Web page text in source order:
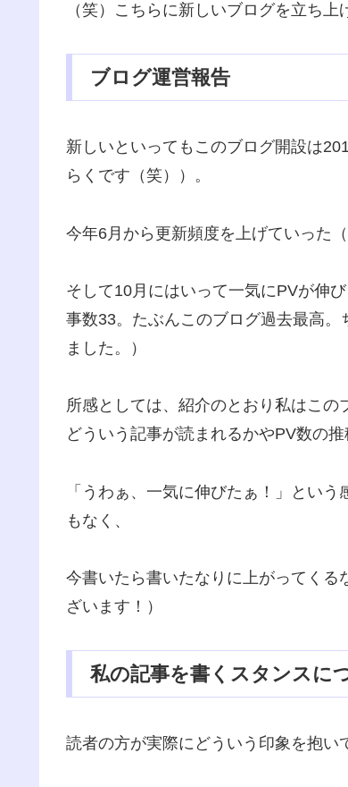
（笑）こちらに新しいブログを立ち上
ブログ運営報告
新しいといってもこのブログ開設は
らくです（笑））。
今年6月から更新頻度を上げていった
そして10月にはいって一気にPVが伸
事数33。たぶんこのブログ過去最高
ました。）
所感としては、紹介のとおり私はこ
どういう記事が読まれるかやPV数の
「うわぁ、一気に伸びたぁ！」とい
もなく、
今書いたら書いたなりに上がってく
ざいます！）
私の記事を書くスタンスに
読者の方が実際にどういう印象を抱